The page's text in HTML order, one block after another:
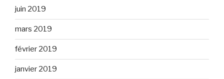
juin 2019
mars 2019
février 2019
janvier 2019